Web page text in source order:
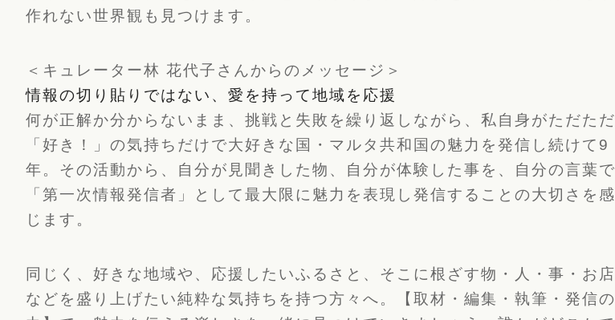
作れない世界観も見つけます。
＜キュレーター林 花代子さんからのメッセージ＞
情報の切り貼りではない、愛を持って地域を応援
何が正解か分からないまま、挑戦と失敗を繰り返しながら、私自身がただただ
「好き！」の気持ちだけで大好きな国・マルタ共和国の魅力を発信し続けて9
年。その活動から、自分が見聞きした物、自分が体験した事を、自分の言葉で
「第一次情報発信者」として最大限に魅力を表現し発信することの大切さを感
じます。
同じく、好きな地域や、応援したいふるさと、そこに根ざす物・人・事・お店
などを盛り上げたい純粋な気持ちを持つ方々へ。【取材・編集・執筆・発信の